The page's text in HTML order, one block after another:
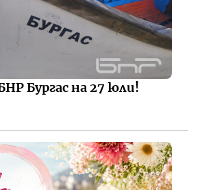
Бургас на 27 юли!